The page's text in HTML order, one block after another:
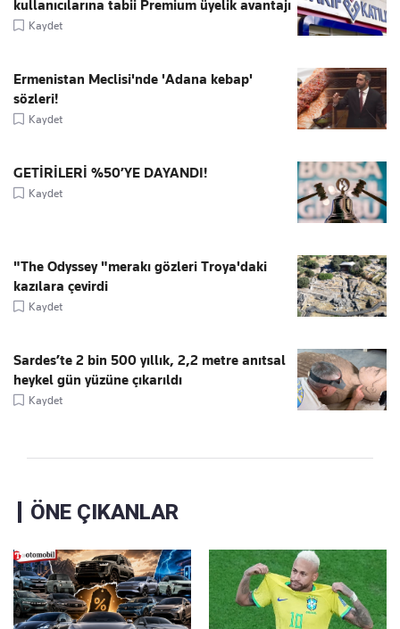
kullanıcılarına tabii Premium üyelik avantajı
Kaydet
Ermenistan Meclisi'nde 'Adana kebap'
sözleri!
Kaydet
GETİRİLERİ %50’YE DAYANDI!
Kaydet
"The Odyssey "merakı gözleri Troya'daki
kazılara çevirdi
Kaydet
Sardes’te 2 bin 500 yıllık, 2,2 metre anıtsal
heykel gün yüzüne çıkarıldı
Kaydet
ÖNE ÇIKANLAR